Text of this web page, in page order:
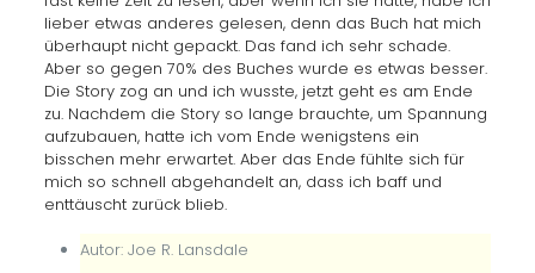
lieber etwas anderes gelesen, denn das Buch hat mich
überhaupt nicht gepackt. Das fand ich sehr schade.
Aber so gegen 70% des Buches wurde es etwas besser.
Die Story zog an und ich wusste, jetzt geht es am Ende
zu. Nachdem die Story so lange brauchte, um Spannung
aufzubauen, hatte ich vom Ende wenigstens ein
bisschen mehr erwartet. Aber das Ende fühlte sich für
mich so schnell abgehandelt an, dass ich baff und
enttäuscht zurück blieb.
Autor: Joe R. Lansdale